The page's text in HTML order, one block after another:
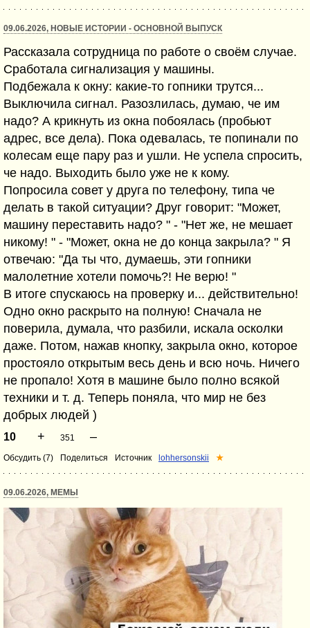
09.06.2026, НОВЫЕ ИСТОРИИ - ОСНОВНОЙ ВЫПУСК
Рассказала сотрудница по работе о своём случае.
Сработала сигнализация у машины.
Подбежала к окну: какие-то гопники трутся...
Выключила сигнал. Разозлилась, думаю, че им
надо? А крикнуть из окна побоялась (пробьют
адрес, все дела). Пока одевалась, те попинали по
колесам еще пару раз и ушли. Не успела спросить,
че надо. Выходить было уже не к кому.
Попросила совет у друга по телефону, типа че
делать в такой ситуации? Друг говорит: "Может,
машину переставить надо? " - "Нет же, не мешает
никому! " - "Может, окна не до конца закрыла? " Я
отвечаю: "Да ты что, думаешь, эти гопники
малолетние хотели помочь?! Не верю! "
В итоге спускаюсь на проверку и... действительно!
Одно окно раскрыто на полную! Сначала не
поверила, думала, что разбили, искала осколки
даже. Потом, нажав кнопку, закрыла окно, которое
простояло открытым весь день и всю ночь. Ничего
не пропало! Хотя в машине было полно всякой
техники и т. д. Теперь поняла, что мир не без
добрых людей )
10 + 351 –
Обсудить (7) Поделиться Источник lohhersonskii ★
09.06.2026, МЕМЫ